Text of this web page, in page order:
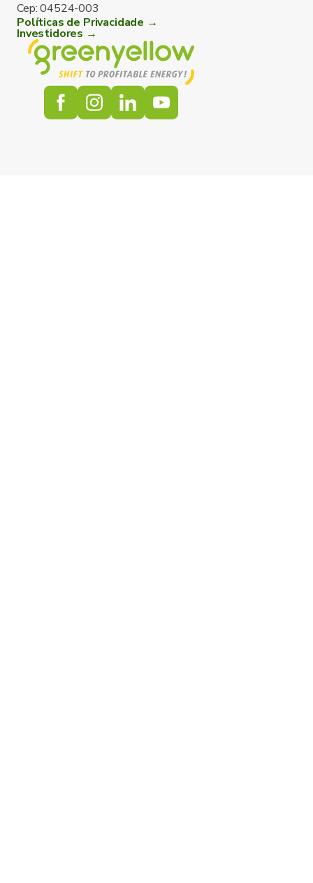
Cep: 04524-003
Políticas de Privacidade →
Investidores →